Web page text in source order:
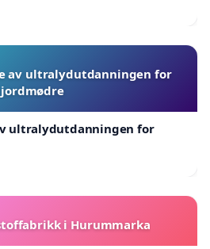
av ultralydutdanningen for
jordmødre
ultralydutdanningen for
i Hurummarka